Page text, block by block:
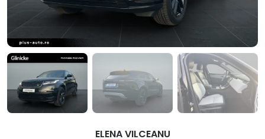
ELENA VILCEANU